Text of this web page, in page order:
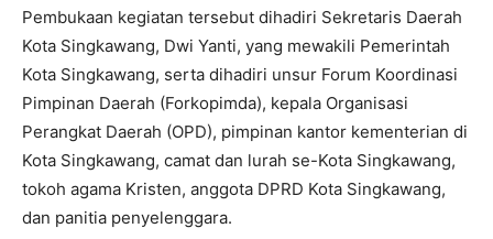
Pembukaan kegiatan tersebut dihadiri Sekretaris Daerah
Kota Singkawang, Dwi Yanti, yang mewakili Pemerintah
Kota Singkawang, serta dihadiri unsur Forum Koordinasi
Pimpinan Daerah (Forkopimda), kepala Organisasi
Perangkat Daerah (OPD), pimpinan kantor kementerian di
Kota Singkawang, camat dan lurah se-Kota Singkawang,
tokoh agama Kristen, anggota DPRD Kota Singkawang,
dan panitia penyelenggara.